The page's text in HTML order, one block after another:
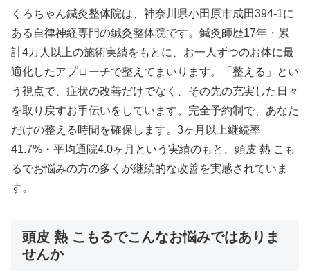
くろちゃん鍼灸整体院は、神奈川県小田原市成田394-1に
ある自律神経専門の鍼灸整体院です。鍼灸師歴17年・累
計4万人以上の施術実績をもとに、お一人ずつのお体に最
適化したアプローチで整えてまいります。「整える」とい
う視点で、症状の改善だけでなく、その先の充実した日々
を取り戻すお手伝いをしています。完全予約制で、あなた
だけの整える時間を確保します。3ヶ月以上継続率
41.7%・平均通院4.0ヶ月という実績のもと、頭皮 熱 こも
るでお悩みの方の多くが継続的な改善を実感されていま
す。
頭皮 熱 こもるでこんなお悩みではありま
せんか